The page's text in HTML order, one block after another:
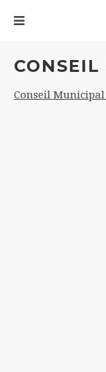
Conseil Municipal